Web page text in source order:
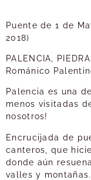
Puente de 1 de
2018)
PALENCIA,
Románico
Palencia es una
menos visitadas
nosotros!
Encrucijada de
canteros, que
donde aún
valles y montañas.